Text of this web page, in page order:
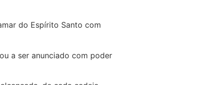
do Espírito Santo com
a ser anunciado com poder